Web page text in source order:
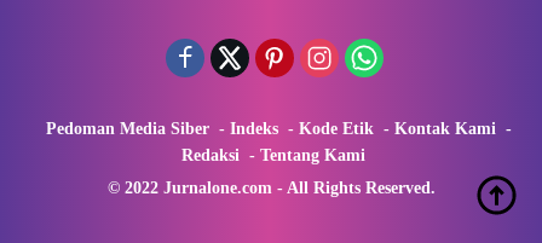
Pedoman Media Siber Indeks Kode Etik
Kontak Kami
Redaksi
Tentang Kami
© 2022 Jurnalone.com - All Rights Reserved.